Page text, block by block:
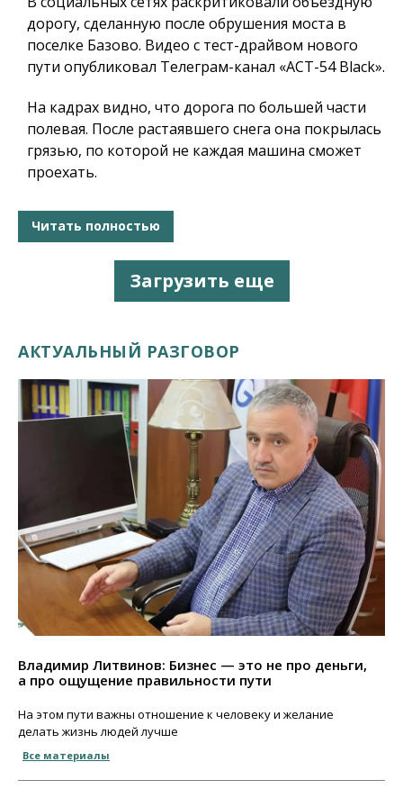
дорогу, сделанную после обрушения моста в
поселке Базово. Видео с тест-драйвом нового
пути опубликовал Телеграм-канал «АСТ-54 Black».
На кадрах видно, что дорога по большей части
полевая. После растаявшего снега она покрылась
грязью, по которой не каждая машина сможет
проехать.
Читать полностью
Загрузить еще
АКТУАЛЬНЫЙ РАЗГОВОР
Владимир Литвинов: Бизнес — это не про деньги,
а про ощущение правильности пути
На этом пути важны отношение к человеку и желание
делать жизнь людей лучше
Все материалы